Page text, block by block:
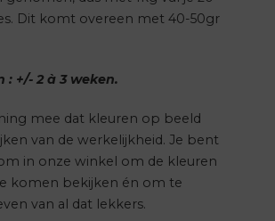
Dit komt overeen met 40-50gr
: +/- 2 à 3 weken.
mee dat kleuren op beeld
van de werkelijkheid. Je bent
in onze winkel om de kleuren
komen bekijken én om te
van al dat lekkers.